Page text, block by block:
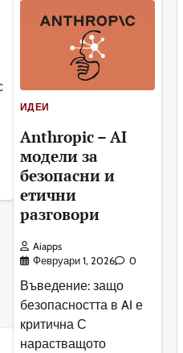
ИДЕИ
Anthropic – AI
модели за
безопасни и
етични
разговори
Aiapps
Февруари 1, 2026
0
Въведение: защо
безопасността в AI е
критична С
нарастващото